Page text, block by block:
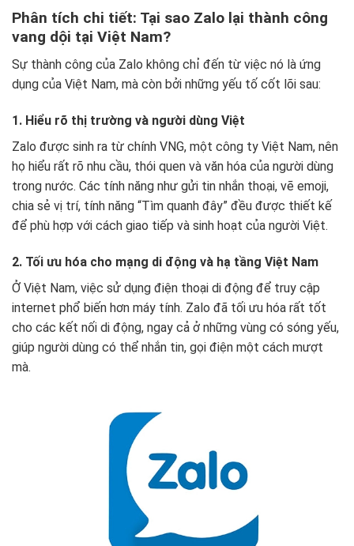
Phân tích chi tiết: Tại sao Zalo lại thành công
vang dội tại Việt Nam?
Sự thành công của Zalo không chỉ đến từ việc nó là ứng
dụng của Việt Nam, mà còn bởi những yếu tố cốt lõi sau:
1. Hiểu rõ thị trường và người dùng Việt
Zalo được sinh ra từ chính VNG, một công ty Việt Nam, nên
họ hiểu rất rõ nhu cầu, thói quen và văn hóa của người dùng
trong nước. Các tính năng như gửi tin nhắn thoại, vẽ emoji,
chia sẻ vị trí, tính năng “Tìm quanh đây” đều được thiết kế
để phù hợp với cách giao tiếp và sinh hoạt của người Việt.
2. Tối ưu hóa cho mạng di động và hạ tầng Việt Nam
Ở Việt Nam, việc sử dụng điện thoại di động để truy cập
internet phổ biến hơn máy tính. Zalo đã tối ưu hóa rất tốt
cho các kết nối di động, ngay cả ở những vùng có sóng yếu,
giúp người dùng có thể nhắn tin, gọi điện một cách mượt
mà.